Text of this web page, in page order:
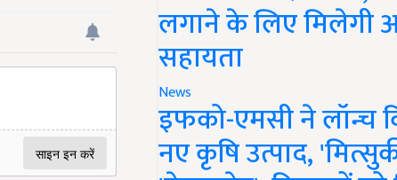
लगाने के लिए मिलेगी
सहायता
News
इफको-एमसी ने लॉन्च
नए कृषि उत्पाद,